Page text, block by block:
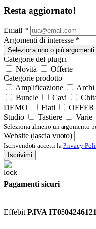
Resta aggiornato!
Email *
Argomenti di interesse *
Seleziona uno o più argomenti...
Categorie del plugin
Novità
Offerte
Categorie prodotto
Amplificazione
Archi
Bundle
Cavi
DEMO
Fiati
Studio
Tastiere Varie
Seleziona almeno un argomento
Website (lascia vuoto)
Iscrivendoti accetti la Privacy
Iscrivimi
Pagamenti sicuri
Effebit P.IVA